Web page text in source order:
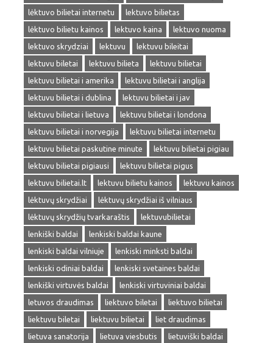
lėktuvo bilietai internetu
lektuvo bilietas
lėktuvo bilietu kainos
lektuvo kaina
lektuvo nuoma
lektuvo skrydziai
lektuvu
lektuvu bileitai
lektuvu biletai
lektuvu bilieta
lektuvu bilietai
lektuvu bilietai i amerika
lektuvu bilietai i anglija
lektuvu bilietai i dublina
lektuvu bilietai i jav
lektuvu bilietai i lietuva
lektuvu bilietai i londona
lektuvu bilietai i norvegija
lektuvu bilietai internetu
lektuvu bilietai paskutine minute
lektuvu bilietai pigiau
lektuvu bilietai pigiausi
lektuvu bilietai pigus
lektuvu bilietai.lt
lektuvu bilietu kainos
lektuvu kainos
lėktuvų skrydžiai
lėktuvų skrydžiai iš vilniaus
lėktuvų skrydžių tvarkaraštis
lektuvubilietai
lenkiški baldai
lenkiski baldai kaune
lenkiski baldai vilniuje
lenkiski minksti baldai
lenkiski odiniai baldai
lenkiski svetaines baldai
lenkiški virtuvės baldai
lenkiski virtuviniai baldai
letuvos draudimas
liektuvo biletai
liektuvo bilietai
liektuvu biletai
liektuvu bilietai
liet draudimas
lietuva sanatorija
lietuva viesbutis
lietuviški baldai